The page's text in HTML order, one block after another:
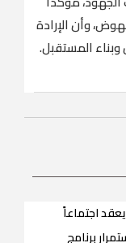
وأن الإرادة
المستقبل.
اجتماعاً
برنامج